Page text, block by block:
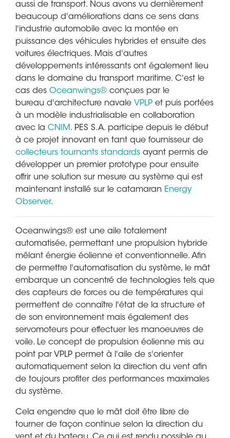
aussi de transport. Nous avons vu dernièrement
beaucoup d'améliorations dans ce sens dans
l'industrie automobile avec la montée en
puissance des véhicules hybrides et ensuite des
voitures électriques. Mais d'autres
développements intéressants ont également lieu
dans le domaine du transport maritime. C'est le
cas des Oceanwings® conçues par le
bureau d'architecture navale VPLP et puis portées
à un modèle industrialisable en collaboration
avec la CNIM . PES S.A. participe depuis le début
à ce projet innovant en tant que fournisseur de
collecteurs tournants standards ayant permis de
développer un premier prototype pour ensuite
offrir une solution sur mesure au système qui est
maintenant installé sur le catamaran Energy
Observer.
Oceanwings® est une aile totalement
automatisée, permettant une propulsion hybride
mêlant énergie éolienne et conventionnelle. Afin
de permettre l'automatisation du système, le mât
embarque un concentré de technologies tels que
des capteurs de forces ou de températures qui
permettent de connaître l'état de la structure et
de son environnement mais également des
servomoteurs pour effectuer les manoeuvres de
voile. Le concept de propulsion éolienne mis au
point par VPLP permet à l'aile de s'orienter
automatiquement selon la direction du vent afin
de toujours profiter des performances maximales
du système.
Cela engendre que le mât doit être libre de
tourner de façon continue selon la direction du